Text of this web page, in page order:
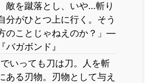
敵を蹴落とし、いや…斬り
分がひとつ上に行く。そう
のことじゃねえのか？」―
バガボンド』
いっても刀は刀。人を斬
ある刃物。刃物として与え